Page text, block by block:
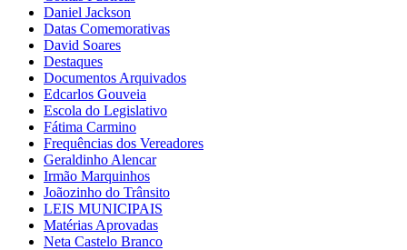
Daniel Jackson
Datas Comemorativas
David Soares
Destaques
Documentos Arquivados
Edcarlos Gouveia
Escola do Legislativo
Fátima Carmino
Frequências dos Vereadores
Geraldinho Alencar
Irmão Marquinhos
Joãozinho do Trânsito
LEIS MUNICIPAIS
Matérias Aprovadas
Neta Castelo Branco